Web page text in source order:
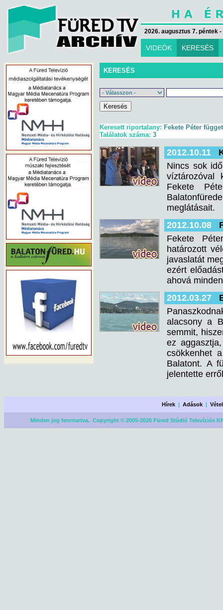
2026. augusztus 7. péntek
VIDEÓK KERESÉS
KERESÉS
Keresett riportalany: Fekete Péter
Találatok száma: 3
2012.10.11
Nincs sok
víztározóval
Fekete
meglátásait.
2012.10.08
Fekete
határozott
javaslatát
ezért
ahová
2012.03.27
alacsony a
semmit,
ez
csökkenhet
Balatont. A
jelentette
Hírek |Adások |
Minden jog fenntartva. Copyright © 2005-2026 Füred Stúdió Televíziós